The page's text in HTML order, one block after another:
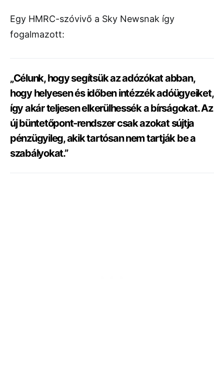
Egy HMRC-szóvivő a Sky Newsnak így
fogalmazott:
„Célunk, hogy segítsük az adózókat abban,
hogy helyesen és időben intézzék adóügyeiket,
így akár teljesen elkerülhessék a bírságokat. Az
új büntetőpont-rendszer csak azokat sújtja
pénzügyileg, akik tartósan nem tartják be a
szabályokat.”